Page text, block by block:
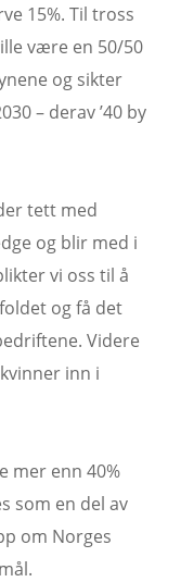
15%. Til tross
være en 50/50
og sikter
– derav ’40 by
tett med
og blir med i
vi oss til å
og få det
Videre
inn i
mer enn 40%
som en del av
om Norges